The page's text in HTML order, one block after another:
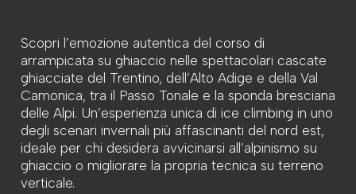
Scopri l’emozione autentica del corso di
arrampicata su ghiaccio nelle spettacolari cascate
ghiacciate del Trentino, dell’Alto Adige e della Val
Camonica, tra il Passo Tonale e la sponda bresciana
delle Alpi. Un’esperienza unica di ice climbing in uno
degli scenari invernali più affascinanti del nord est,
ideale per chi desidera avvicinarsi all’alpinismo su
ghiaccio o migliorare la propria tecnica su terreno
verticale.